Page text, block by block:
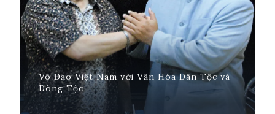
Võ Đạo Việt Nam với Văn Hóa Dân Tộc và
Dòng Tộc